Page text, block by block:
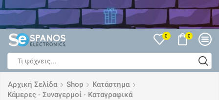
Δείτε όλες τις Εκπτώσεις
0 0
input
Αρχική Σελίδα Shop
Κατάστημα
Κάμερες - Συναγερμοί - Καταγραφικά